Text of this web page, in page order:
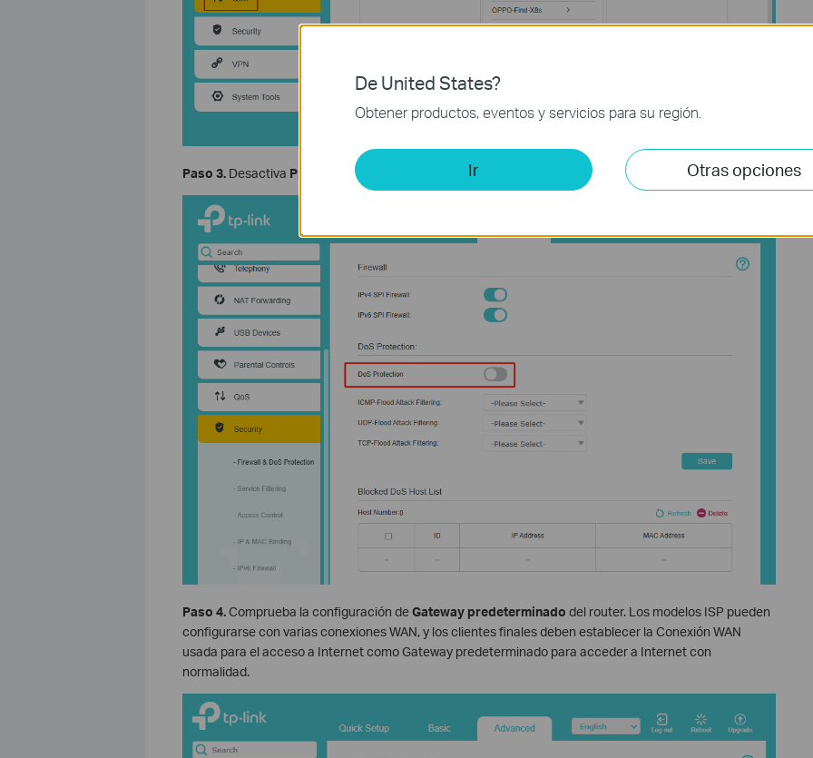
Paso 3. Desactiva Protección DoS
Paso 4.Comprueba la configuración deGateway predeterminado del router. Los modelos ISP pueden
configurarse con varias conexiones WAN, y los clientes finales deben establecer la Conexión WAN
usada para el acceso a Internet como Gateway predeterminado para acceder a Internet con
normalidad.
De United States?
Obtener productos, eventos y servicios para su región.
Ir Otras opciones